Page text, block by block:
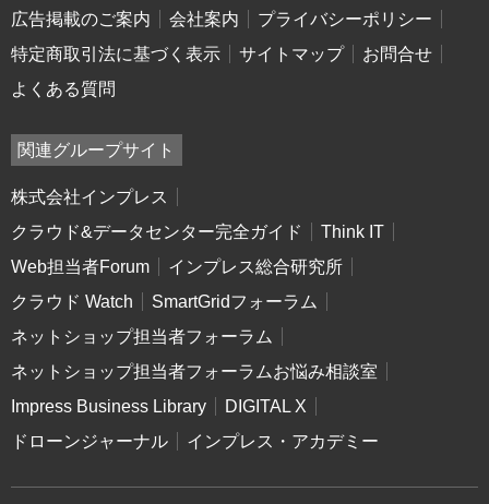
広告掲載のご案内
会社案内
プライバシーポリシー
特定商取引法に基づく表示
サイトマップ
お問合せ
よくある質問
関連グループサイト
株式会社インプレス
クラウド&データセンター完全ガイド
Think IT
Web担当者Forum
インプレス総合研究所
クラウド Watch
SmartGridフォーラム
ネットショップ担当者フォーラム
ネットショップ担当者フォーラムお悩み相談室
Impress Business Library
DIGITAL X
ドローンジャーナル
インプレス・アカデミー